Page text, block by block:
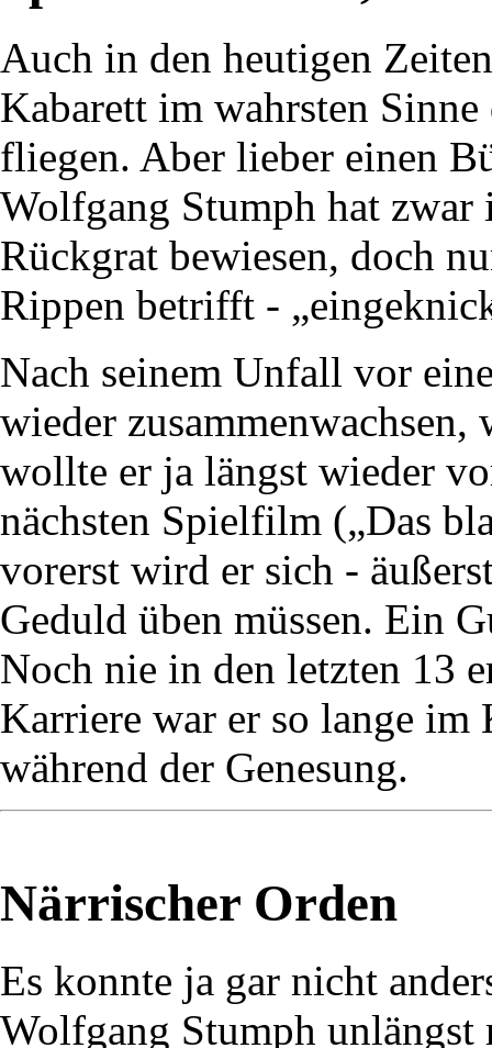
Auch in den heutigen
Kabarett im wahrsten Sinne
fliegen. Aber lieber einen
Wolfgang Stumph hat zwar
Rückgrat bewiesen, doch
Rippen betrifft -
Nach seinem Unfall vor
wieder
wollte er ja längst wieder
nächsten Spielfilm („Das
vorerst wird er sich -
Geduld üben müssen. Ein
Noch nie in den letzten 13
Karriere war er so lange
während der Genesung.
Närrischer Orden
Es konnte ja gar nicht
Wolfgang Stumph